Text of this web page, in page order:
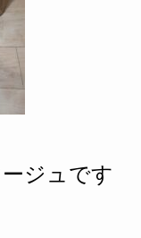
ジュです